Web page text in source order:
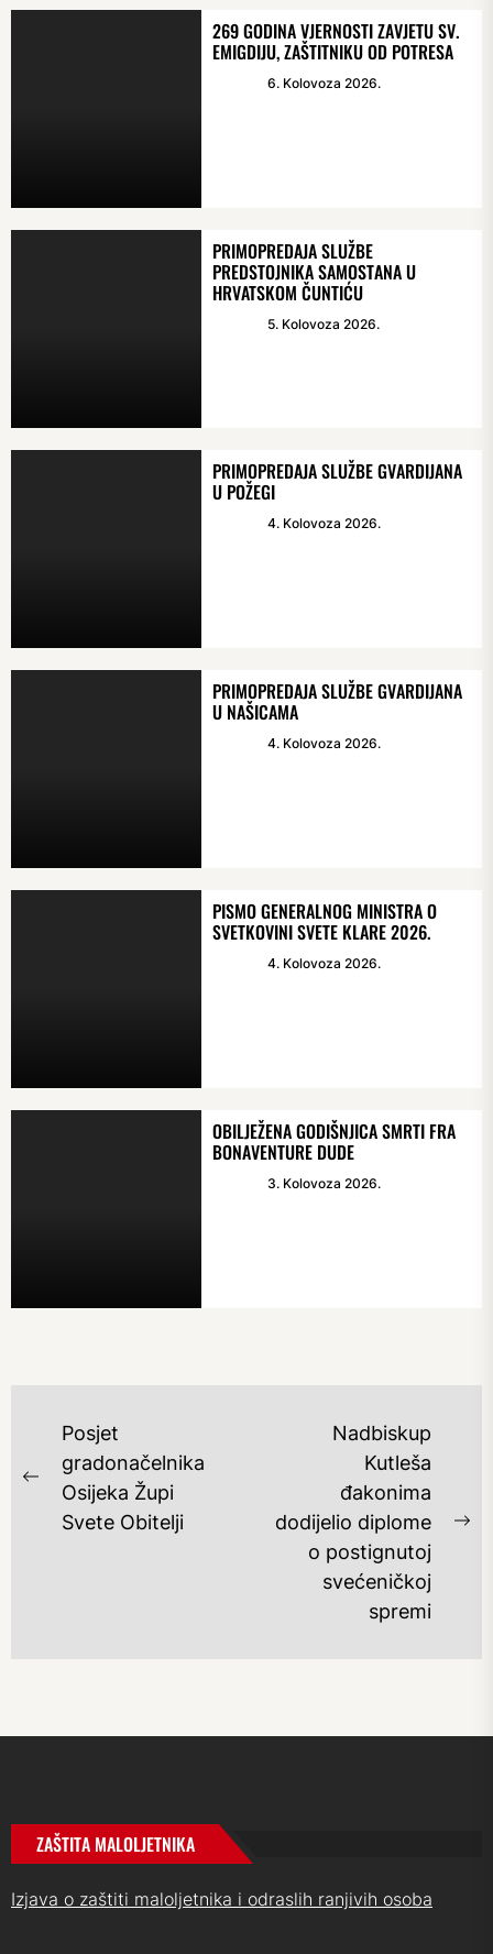
269 GODINA VJERNOSTI ZAVJETU SV.
EMIGDIJU, ZAŠTITNIKU OD POTRESA
6. Kolovoza 2026.
PRIMOPREDAJA SLUŽBE
PREDSTOJNIKA SAMOSTANA U
HRVATSKOM ČUNTIĆU
5. Kolovoza 2026.
PRIMOPREDAJA SLUŽBE GVARDIJANA
U POŽEGI
4. Kolovoza 2026.
PRIMOPREDAJA SLUŽBE GVARDIJANA
U NAŠICAMA
4. Kolovoza 2026.
PISMO GENERALNOG MINISTRA O
SVETKOVINI SVETE KLARE 2026.
4. Kolovoza 2026.
OBILJEŽENA GODIŠNJICA SMRTI FRA
BONAVENTURE DUDE
3. Kolovoza 2026.
NAVIGACIJA
OBJAVA
Previous
post:
Posjet
gradonačelnika
Osijeka Župi
Svete Obitelji
Nadbiskup
Kutleša
đakonima
dodijelio diplome
o postignutoj
svećeničkoj
spremi
ZAŠTITA MALOLJETNIKA
Izjava o zaštiti maloljetnika i odraslih ranjivih osoba